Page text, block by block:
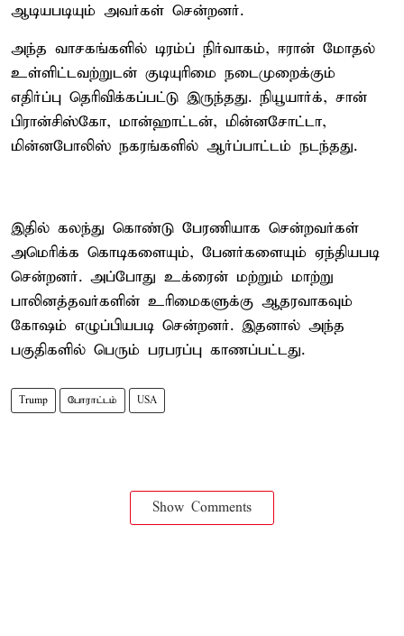
ஆடியபடியும் அவர்கள் சென்றனர்.
அந்த வாசகங்களில் டிரம்ப் நிர்வாகம், ஈரான் மோதல்
உள்ளிட்டவற்றுடன் குடியுரிமை நடைமுறைக்கும்
எதிர்ப்பு தெரிவிக்கப்பட்டு இருந்தது. நியூயார்க், சான்
பிரான்சிஸ்கோ, மான்ஹாட்டன், மின்னசோட்டா,
மின்னபோலிஸ் நகரங்களில் ஆர்ப்பாட்டம் நடந்தது.
இதில் கலந்து கொண்டு பேரணியாக சென்றவர்கள்
அமெரிக்க கொடிகளையும், பேனர்களையும் ஏந்தியபடி
சென்றனர். அப்போது உக்ரைன் மற்றும் மாற்று
பாலினத்தவர்களின் உரிமைகளுக்கு ஆதரவாகவும்
கோஷம் எழுப்பியபடி சென்றனர். இதனால் அந்த
பகுதிகளில் பெரும் பரபரப்பு காணப்பட்டது.
Trump போராட்டம் USA
Show Comments